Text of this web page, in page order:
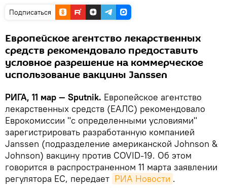
Подписаться
Европейское агентство лекарственных
средств рекомендовало предоставить
условное разрешение на коммерческое
использование вакцины Janssen
РИГА, 11 мар — Sputnik. Европейское агентство
лекарственных средств (ЕАЛС) рекомендовало
Еврокомиссии "с определенными условиями"
зарегистрировать разработанную компанией
Janssen (подразделение американской Johnson &
Johnson) вакцину против COVID-19. Об этом
говорится в распространенном 11 марта заявлении
регулятора ЕС, передает РИА Новости .